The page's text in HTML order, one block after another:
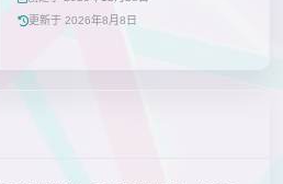
更新于 2026年8月8日